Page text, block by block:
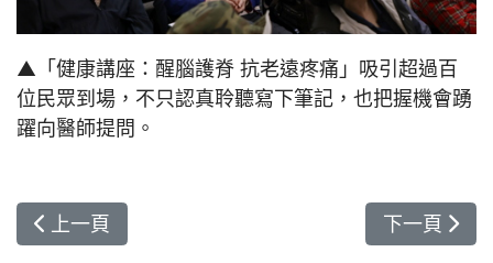
▲「健康講座：醒腦護脊 抗老遠疼痛」吸引超過百
位民眾到場，不只認真聆聽寫下筆記，也把握機會踴
躍向醫師提問。
上一篇文章: 腎移植照護跨團隊合作 花蓮慈院獲
上一頁 下一篇文章
下一頁